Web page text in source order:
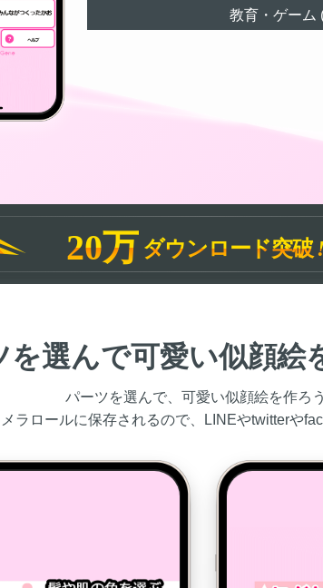
教育・ゲーム
20万 ダウンロード突破
を選んで可愛い似顔絵
パーツを選んで、可愛い似顔絵を作ろ
ラロールに保存されるので、LINEやtwitterや